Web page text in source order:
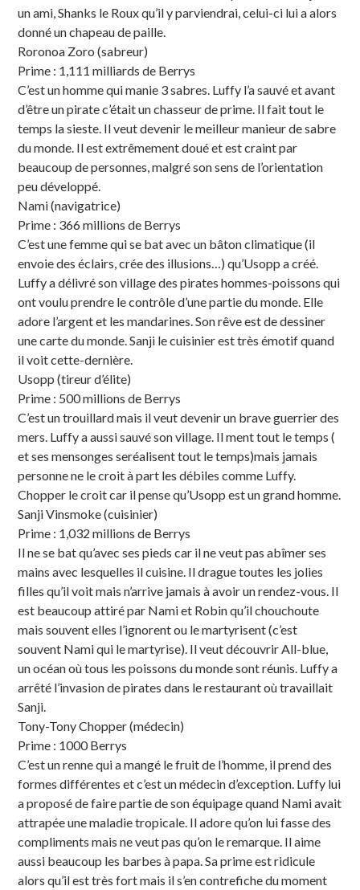
un ami, Shanks le Roux qu’il y parviendrai, celui-ci lui a alors
donné un chapeau de paille.
Roronoa Zoro (sabreur)
Prime : 1,111 milliards de Berrys
C’est un homme qui manie 3 sabres. Luffy l’a sauvé et avant
d’être un pirate c’était un chasseur de prime. Il fait tout le
temps la sieste. Il veut devenir le meilleur manieur de sabre
du monde. Il est extrêmement doué et est craint par
beaucoup de personnes, malgré son sens de l’orientation
peu développé.
Nami (navigatrice)
Prime : 366 millions de Berrys
C’est une femme qui se bat avec un bâton climatique (il
envoie des éclairs, crée des illusions…) qu’Usopp a créé.
Luffy a délivré son village des pirates hommes-poissons qui
ont voulu prendre le contrôle d’une partie du monde. Elle
adore l’argent et les mandarines. Son rêve est de dessiner
une carte du monde. Sanji le cuisinier est très émotif quand
il voit cette-dernière.
Usopp (tireur d’élite)
Prime : 500 millions de Berrys
C’est un trouillard mais il veut devenir un brave guerrier des
mers. Luffy a aussi sauvé son village. Il ment tout le temps (
et ses mensonges seréalisent tout le temps)mais jamais
personne ne le croit à part les débiles comme Luffy.
Chopper le croit car il pense qu’Usopp est un grand homme.
Sanji Vinsmoke (cuisinier)
Prime : 1,032 millions de Berrys
Il ne se bat qu’avec ses pieds car il ne veut pas abîmer ses
mains avec lesquelles il cuisine. Il drague toutes les jolies
filles qu’il voit mais n’arrive jamais à avoir un rendez-vous. Il
est beaucoup attiré par Nami et Robin qu’il chouchoute
mais souvent elles l’ignorent ou le martyrisent (c’est
souvent Nami qui le martyrise). Il veut découvrir All-blue,
un océan où tous les poissons du monde sont réunis. Luffy a
arrêté l’invasion de pirates dans le restaurant où travaillait
Sanji.
Tony-Tony Chopper (médecin)
Prime : 1000 Berrys
C’est un renne qui a mangé le fruit de l’homme, il prend des
formes différentes et c’est un médecin d’exception. Luffy lui
a proposé de faire partie de son équipage quand Nami avait
attrapée une maladie tropicale. Il adore qu’on lui fasse des
compliments mais ne veut pas qu’on le remarque. Il aime
aussi beaucoup les barbes à papa. Sa prime est ridicule
alors qu’il est très fort mais il s’en contrefiche du moment